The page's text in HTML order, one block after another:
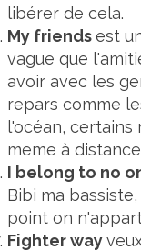
libérer de cela.
My friendsest
vague que
avoir avec les
repars comme
l'océan, certains
meme à
I belong to no
Bibi ma
point on
Fighter way